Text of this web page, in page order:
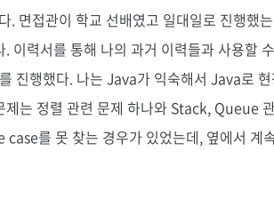
. 면접관이 학교 선배였고 일대일로 진행했
이력서를 통해 나의 과거 이력들과 사용할
진행했다. 나는 Java가 익숙해서 Java로
제는 정렬 관련 문제 하나와 Stack, Queue
를 못 찾는 경우가 있었는데, 옆에서 계